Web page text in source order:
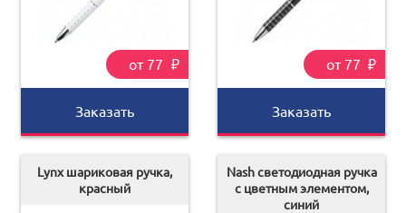
от 77 ₽
Заказать
от 77 ₽
Заказать
Lynx шариковая ручка,
красный
Nash светодиодная ручка
с цветным элементом,
синий